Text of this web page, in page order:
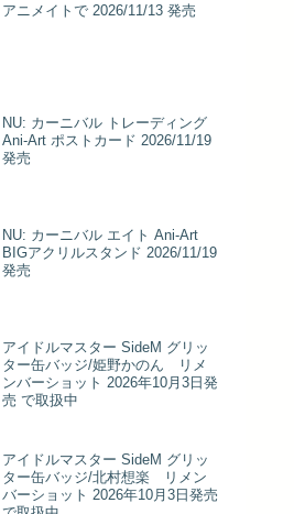
アニメイトで 2026/11/13 発売
NU: カーニバル トレーディング
Ani-Art ポストカード 2026/11/19
発売
NU: カーニバル エイト Ani-Art
BIGアクリルスタンド 2026/11/19
発売
アイドルマスター SideM グリッ
ター缶バッジ/姫野かのん リメ
ンバーショット 2026年10月3日発
売 で取扱中
アイドルマスター SideM グリッ
ター缶バッジ/北村想楽 リメン
バーショット 2026年10月3日発売